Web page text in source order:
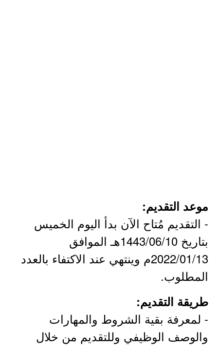
موعد التقديم:
- التقديم مُتاح الآن بدأ اليوم الخميس
بتاريخ 1443/06/10هـ الموافق
2022/01/13م وينتهي عند الاكتفاء بالعدد
المطلوب.
طريقة التقديم:
- لمعرفة بقية الشروط والمهارات
والوصف الوظيفي وللتقديم من خلال